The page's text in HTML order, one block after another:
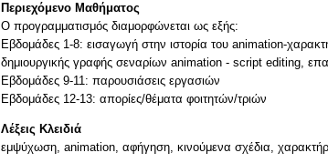
Περιεχόμενο Μαθήματος
Ο προγραμματισμός διαμορφώνεται ως εξής:
Εβδομάδες 1-8: εισαγωγή στην ιστορία του animation-
δημιουργικής γραφής σεναρίων animation - script editing,
Εβδομάδες 9-11: παρουσιάσεις εργασιών
Λέξεις Κλειδιά
εμψύχωση, animation, αφήγηση, κινούμενα σχέδια,